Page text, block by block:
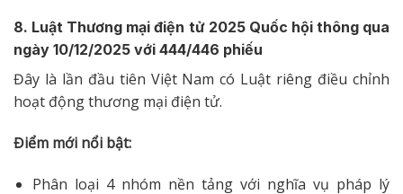
8. Luật Thương mại điện tử 2025 Quốc hội thông qua
ngày 10/12/2025 với 444/446 phiếu
Đây là lần đầu tiên Việt Nam có Luật riêng điều chỉnh
hoạt động thương mại điện tử.
Điểm mới nổi bật:
Phân loại 4 nhóm nền tảng với nghĩa vụ pháp lý